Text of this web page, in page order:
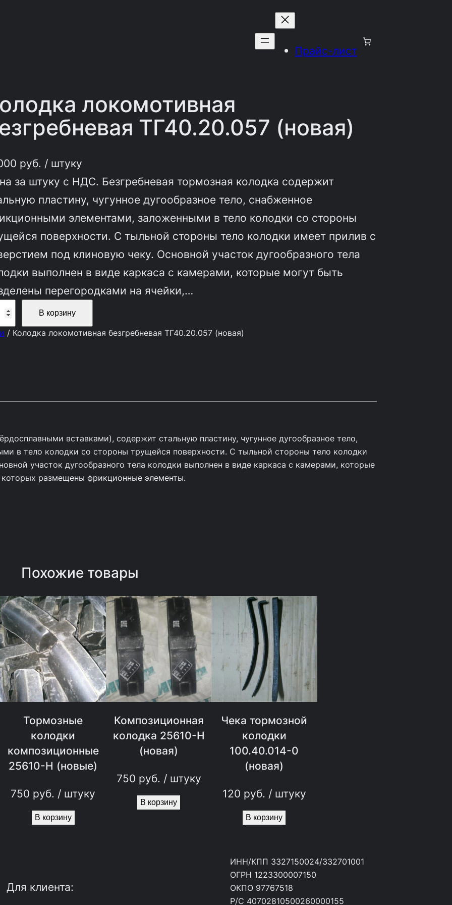
Прайс-лист
локомотивная
ТГ40.20.057 (новая)
руб. / штуку
за штуку с НДС. Безгребневая тормозная колодка содержит
пластину, чугунное дугообразное тело, снабженное
элементами, заложенными в тело колодки со стороны
поверхности. С тыльной стороны тело колодки имеет прилив с
под клиновую чеку. Основной участок дугообразного тела
выполнен в виде каркаса с камерами, которые могут быть
перегородками на ячейки,…
В корзину
/ Колодка локомотивная безгребневая ТГ40.20.057 (новая)
вставками), содержит стальную пластину, чугунное дугообразное тело,
в тело колодки со стороны трущейся поверхности. С тыльной стороны тело колодки
участок дугообразного тела колодки выполнен в виде каркаса с камерами, которые
размещены фрикционные элементы.
Похожие товары
Тормозные
колодки
композиционные
25610-Н (новые)
750 руб. / штуку
В корзину
Композиционная
колодка 25610-Н
(новая)
750 руб. / штуку
В корзину
Чека тормозной
колодки
100.40.014-0
(новая)
120 руб. / штуку
В корзину
Для клиента:
ИНН/КПП 3327150024/332701001
ОГРН 1223300007150
ОКПО 97767518
Р/С 40702810500260000155